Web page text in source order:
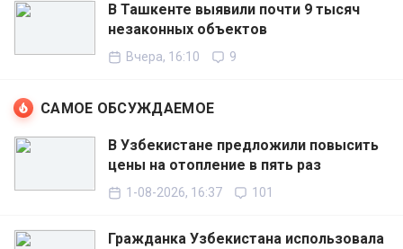
В Ташкенте выявили почти 9 тысяч
незаконных объектов
Вчера, 16:10 9
САМОЕ ОБСУЖДАЕМОЕ
В Узбекистане предложили повысить
цены на отопление в пять раз
1-08-2026, 16:37 101
Гражданка Узбекистана использовала